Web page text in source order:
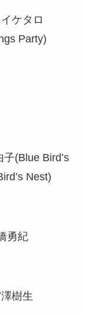
ケタロ
Party)
(Blue Bird’s
Nest)
勇紀
樹生